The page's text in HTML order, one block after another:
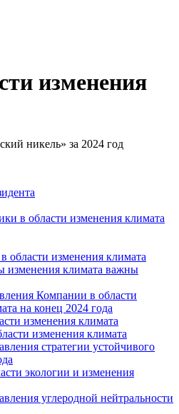
изменения
никель» за 2024 год
в области изменения климата
области изменения климата
изменения климата важны
Компании в области
на конец 2024 года
изменения климата
изменения климата
стратегии устойчивого
экологии и изменения
углеродной нейтральности